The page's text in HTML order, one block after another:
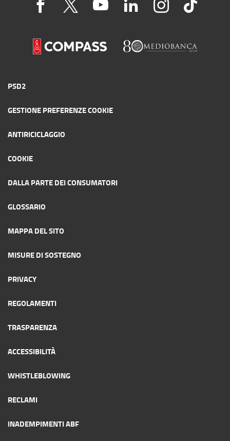
PSD2
GESTIONE PREFERENZE COOKIE
ANTIRICICLAGGIO
COOKIE
DALLA PARTE DEI CONSUMATORI
GLOSSARIO
MAPPA DEL SITO
MISURE DI SOSTEGNO
PRIVACY
REGOLAMENTI
TRASPARENZA
ACCESSIBILITÀ
WHISTLEBLOWING
RECLAMI
INADEMPIMENTI ABF